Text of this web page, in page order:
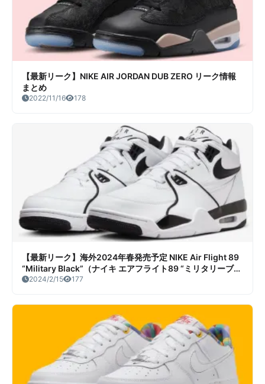
【最新リーク】NIKE AIR JORDAN DUB ZERO リーク情報
まとめ
2022/11/16 178
【最新リーク】海外2024年春発売予定 NIKE Air Flight 89
“Military Black”（ナイキ エアフライト89 “ミリタリーブラ
ック”）リーク情報まとめ
2024/2/15 177